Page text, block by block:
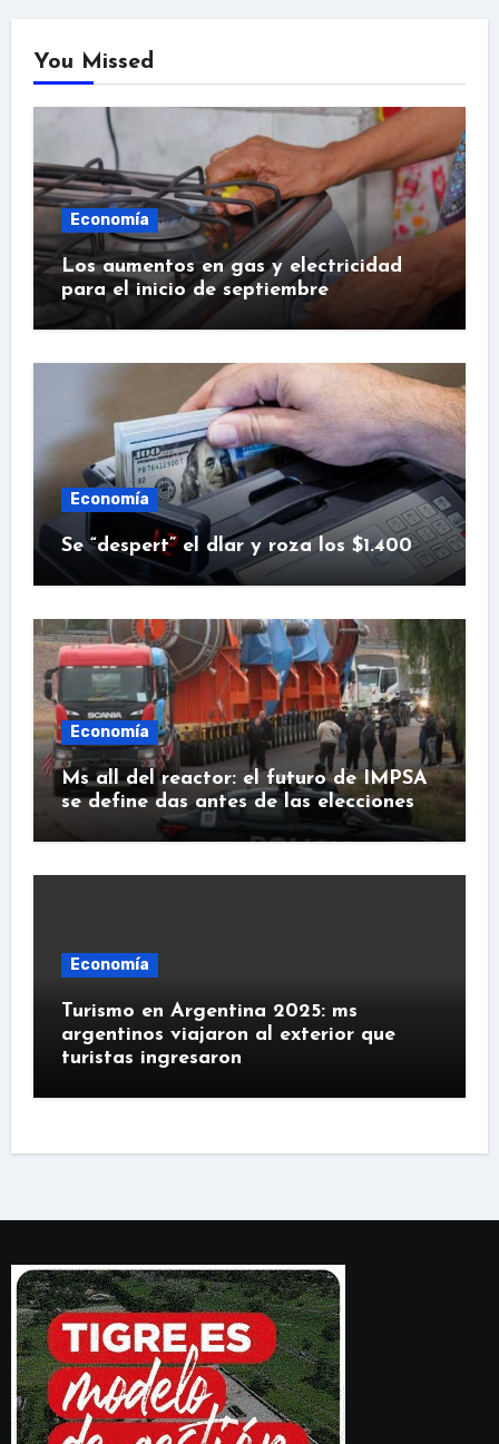
You Missed
Economía
Los aumentos en gas y electricidad
para el inicio de septiembre
Economía
Se “despert” el dlar y roza los $1.400
Economía
Ms all del reactor: el futuro de IMPSA
se define das antes de las elecciones
Economía
Turismo en Argentina 2025: ms
argentinos viajaron al exterior que
turistas ingresaron